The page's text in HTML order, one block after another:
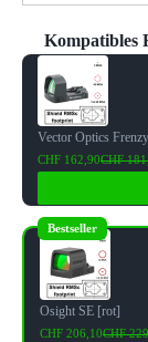
Kompatibles
Use the Previous
Vector Optics
CHF 162,90CHF
Osight SE [rot]
CHF 206,10CHF
Bestseller